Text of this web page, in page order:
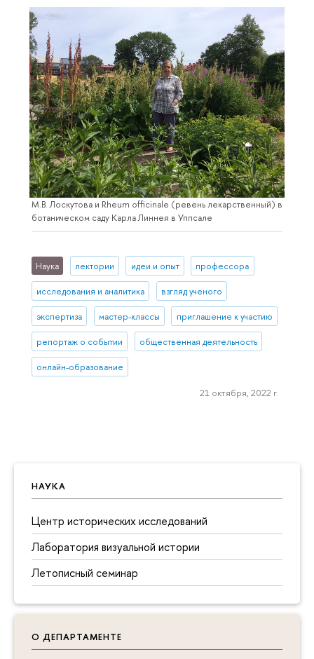
НАУКА
Центр исторических исследований
Лаборатория визуальной истории
Летописный семинар
О ДЕПАРТАМЕНТЕ
М.В. Лоскутова и Rheum officinale (ревень лекарственный) в
ботаническом саду Карла Линнея в Уппсале
Наука лектории идеи и опыт профессора
исследования и аналитика взгляд ученого
экспертиза мастер-классы приглашение к участию
репортаж о событии общественная деятельность
онлайн-образование
21 октября, 2022 г.